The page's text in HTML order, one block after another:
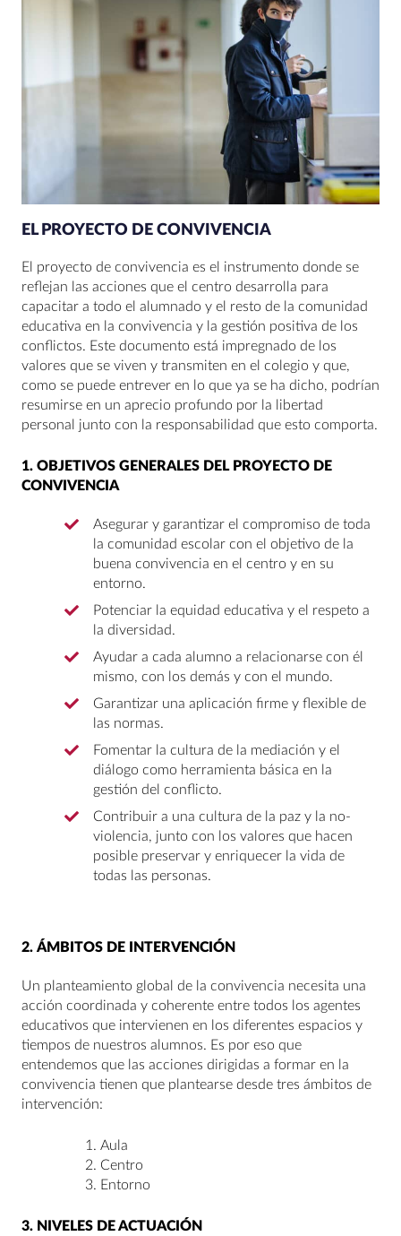
EL PROYECTO DE CONVIVENCIA
El proyecto de convivencia es el instrumento donde se
reflejan las acciones que el centro desarrolla para
capacitar a todo el alumnado y el resto de la comunidad
educativa en la convivencia y la gestión positiva de los
conflictos. Este documento está impregnado de los
valores que se viven y transmiten en el colegio y que,
como se puede entrever en lo que ya se ha dicho, podrían
resumirse en un aprecio profundo por la libertad
personal junto con la responsabilidad que esto comporta.
1. OBJETIVOS GENERALES DEL PROYECTO DE
CONVIVENCIA
Asegurar y garantizar el compromiso de toda
la comunidad escolar con el objetivo de la
buena convivencia en el centro y en su
entorno.
Potenciar la equidad educativa y el respeto a
la diversidad.
Ayudar a cada alumno a relacionarse con él
mismo, con los demás y con el mundo.
Garantizar una aplicación firme y flexible de
las normas.
Fomentar la cultura de la mediación y el
diálogo como herramienta básica en la
gestión del conflicto.
Contribuir a una cultura de la paz y la no-
violencia, junto con los valores que hacen
posible preservar y enriquecer la vida de
todas las personas.
2. ÁMBITOS DE INTERVENCIÓN
Un planteamiento global de la convivencia necesita una
acción coordinada y coherente entre todos los agentes
educativos que intervienen en los diferentes espacios y
tiempos de nuestros alumnos. Es por eso que
entendemos que las acciones dirigidas a formar en la
convivencia tienen que plantearse desde tres ámbitos de
intervención:
Aula
Centro
Entorno
3. NIVELES DE ACTUACIÓN